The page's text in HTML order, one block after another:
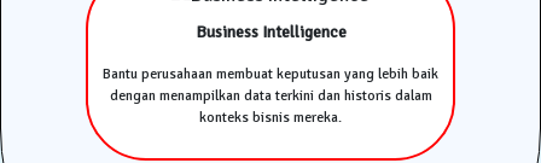
Business Intelligence
Bantu perusahaan membuat keputusan yang lebih baik
dengan menampilkan data terkini dan historis dalam
konteks bisnis mereka.